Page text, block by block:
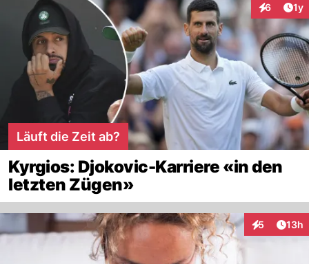
6 1y
Läuft die Zeit ab?
Kyrgios: Djokovic-Karriere «in den
letzten Zügen»
5
Interaktionen
13h